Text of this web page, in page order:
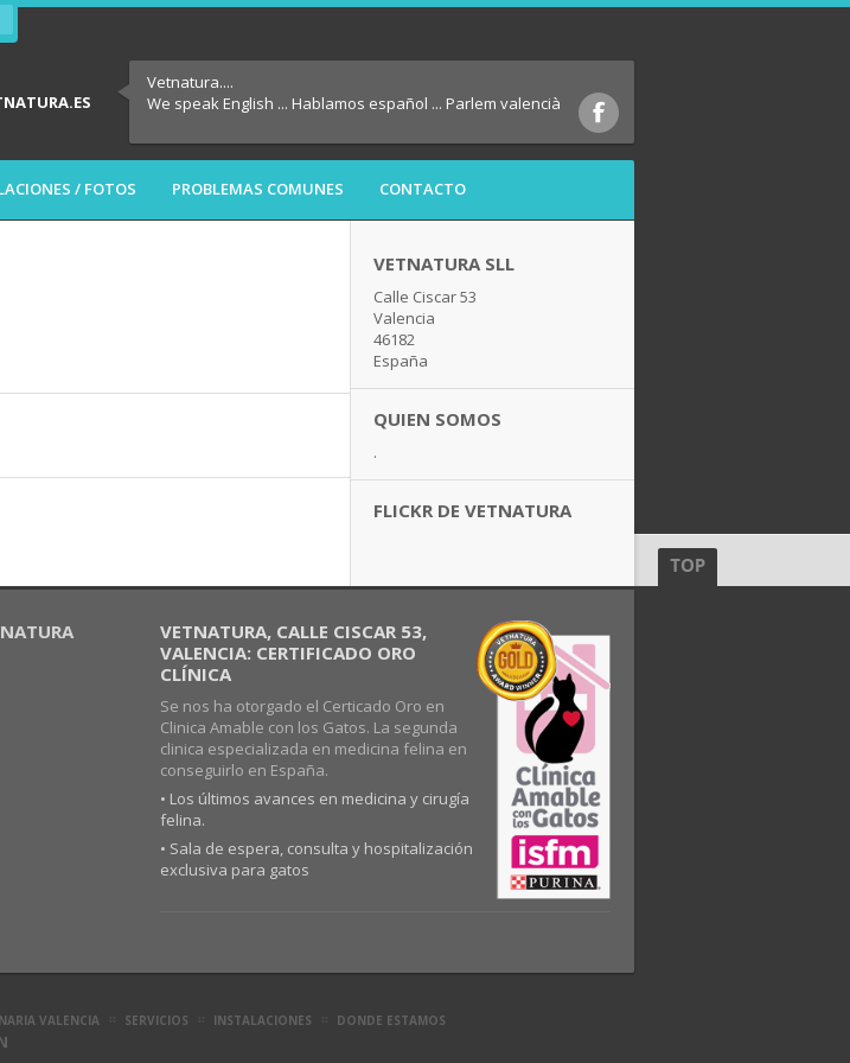
/ FOTOS PROBLEMAS COMUNES CONTACTO
Vetnatura....
We speak English ... Hablamos español ... Parlem valencià
VETNATURA SLL
Calle Ciscar 53
Valencia
46182
España
QUIEN SOMOS
.
FLICKR DE VETNATURA
VETNATURA, CALLE CISCAR 53,
VALENCIA: CERTIFICADO ORO
CLÍNICA
Se nos ha otorgado el Certicado Oro en
Clinica Amable con los Gatos. La segunda
clinica especializada en medicina felina en
conseguirlo en España.
• Los últimos avances en medicina y cirugía
felina.
• Sala de espera, consulta y hospitalización
exclusiva para gatos
VALENCIA SERVICIOS INSTALACIONES DONDE ESTAMOS